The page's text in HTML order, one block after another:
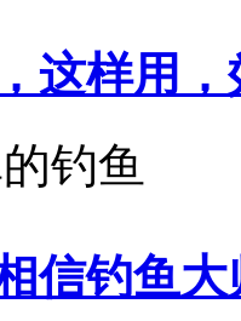
这样用
钓鱼
信钓鱼